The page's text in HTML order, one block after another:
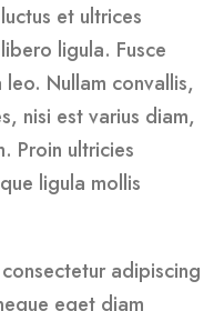
et ultrices
ligula. Fusce
Nullam convallis,
nisi est varius diam,
Proin ultricies
ligula mollis
adipiscing
eget diam